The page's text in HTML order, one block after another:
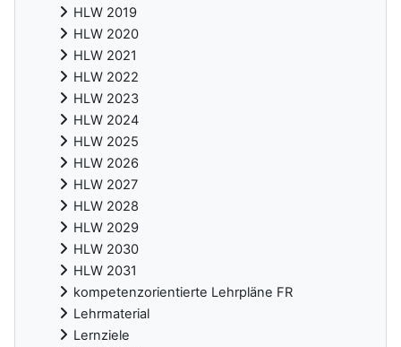
HLW 2019
HLW 2020
HLW 2021
HLW 2022
HLW 2023
HLW 2024
HLW 2025
HLW 2026
HLW 2027
HLW 2028
HLW 2029
HLW 2030
HLW 2031
kompetenzorientierte Lehrpläne FR
Lehrmaterial
Lernziele